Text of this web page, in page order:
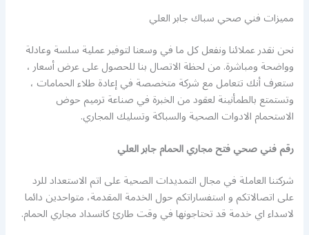
مميزات فني صحي سباك جابر العلي
نحن نقدر عملائنا ونفعل كل ما في وسعنا لتوفير عملية سلسة وعادلة
وواضحة ومباشرة. من لحظة الاتصال بنا للحصول على عرض أسعار ،
ستعرف أنك تتعامل مع شركة متخصصة في إعادة طلاء الحمامات ،
وتستمتع بالطمأنينة لعقود من الخبرة في صناعة ترميم حوض
الاستحمام الادوات الصحية والسباكة وتسليك المجاري.
رقم فني صحي فتح مجاري الحمام جابر العلي
شركتنا العاملة في مجال التمديدات الصحية على اتم الاستعداد للرد
على اتصالاتكم و استفساراتكم حول الخدمة المقدمة، متواحدين دائما
لاسداء اي خدمة قد تحتاجونها في وقت طارئ كانسداد مجاري الحمام.